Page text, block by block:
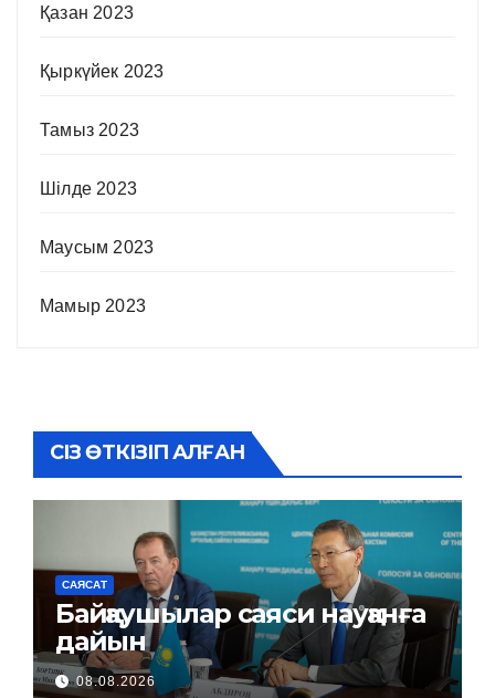
Қазан 2023
Қыркүйек 2023
Тамыз 2023
Шілде 2023
Маусым 2023
Мамыр 2023
СІЗ ӨТКІЗІП АЛҒАН
САЯСАТ
Байқаушылар саяси науқанға
дайын
08.08.2026